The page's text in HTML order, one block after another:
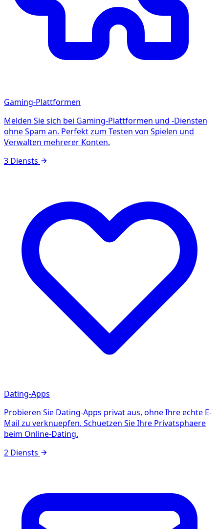
Gaming-Plattformen
Melden Sie sich bei Gaming-Plattformen und -Diensten
ohne Spam an. Perfekt zum Testen von Spielen und
Verwalten mehrerer Konten.
3 Diensts
Dating-Apps
Probieren Sie Dating-Apps privat aus, ohne Ihre echte E-
Mail zu verknuepfen. Schuetzen Sie Ihre Privatsphaere
beim Online-Dating.
2 Diensts